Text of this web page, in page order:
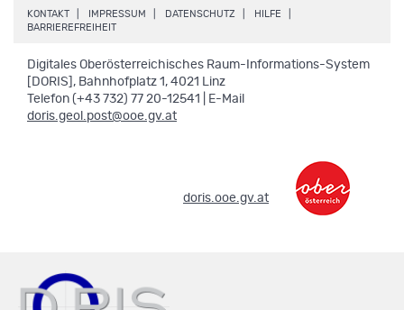
KONTAKT IMPRESSUM DATENSCHUTZ HILFE
BARRIEREFREIHEIT.
Digitales Oberösterreichisches Raum-Informations-System
[DORIS], Bahnhofplatz 1, 4021 Linz
Telefon (+43 732) 77 20-12541 | E-Mail
doris.geol.post@ooe.gv.at
doris.ooe.gv.at.